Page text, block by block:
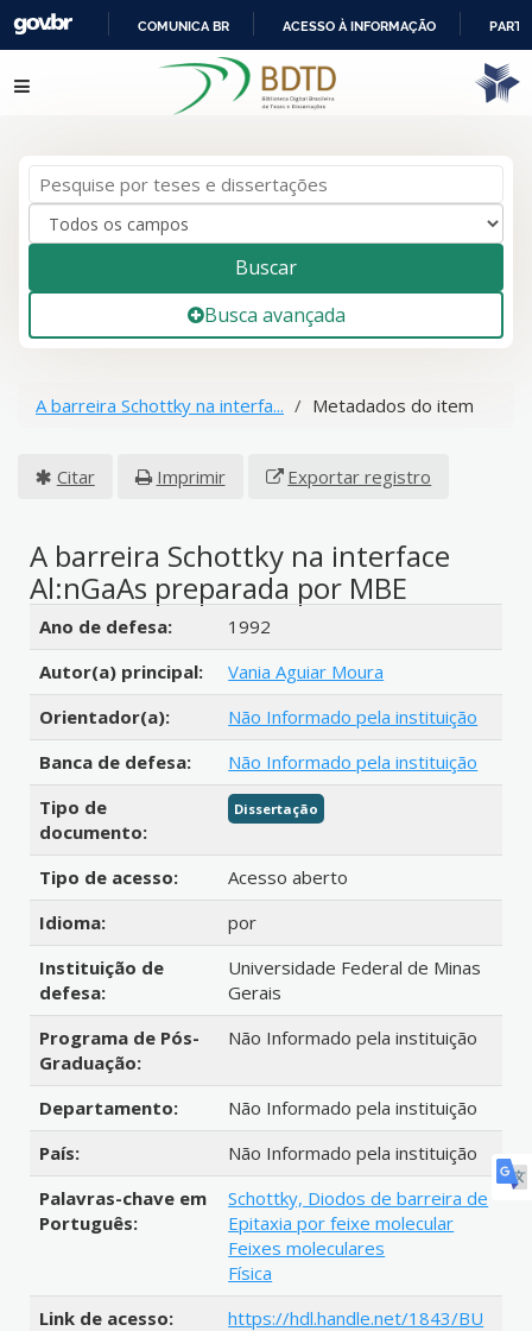
IR
PARA
COMUNICA BR ACESSO À INFORMAÇÃO
Pular para o conteúdo
Buscar
Busca avançada
A barreira Schottky na interfa... Metadados do item
Citar Imprimir Exportar registro
A barreira Schottky na interface
Al:nGaAs preparada por MBE
Detalhes bibliográficos
Ano de defesa:
1992
Autor(a) principal:
Vania Aguiar Moura
Orientador(a):
Não Informado pela instituição
Banca de defesa:
Não Informado pela instituição
Tipo de
documento:
Dissertação
Tipo de acesso:
Acesso aberto
Idioma:
por
Instituição de
defesa:
Universidade Federal de Minas
Gerais
Programa de Pós-
Graduação:
Não Informado pela instituição
Departamento:
Não Informado pela instituição
País:
Não Informado pela instituição
Palavras-chave em
Português:
Schottky, Diodos de barreira de
Epitaxia por feixe molecular
Feixes moleculares
Física
Link de acesso:
https://hdl.handle.net/1843/BU